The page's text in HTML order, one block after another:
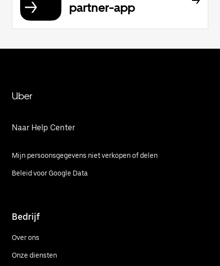
partner-app
Uber
Naar Help Center
Mijn persoonsgegevens niet verkopen of delen
Beleid voor Google Data
Bedrijf
Over ons
Onze diensten